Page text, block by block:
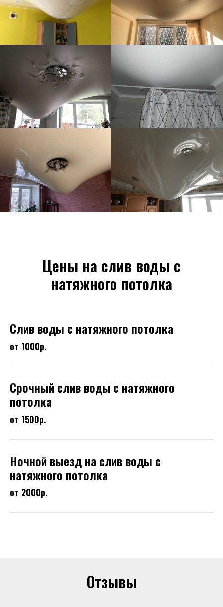
Цены на слив воды с
натяжного потолка
Слив воды с натяжного потолка
от 1000р.
Срочный слив воды с натяжного
потолка
от 1500р.
Ночной выезд на слив воды с
натяжного потолка
от 2000р.
Отзывы